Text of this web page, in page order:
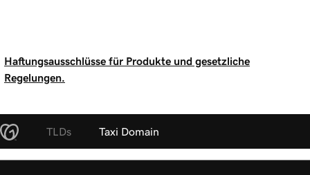
Haftungsausschlüsse für Produkte und gesetzliche
Regelungen.
TLDs Taxi Domain